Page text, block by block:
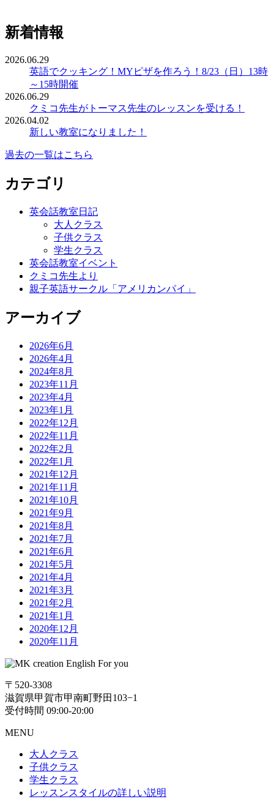
新着情報
2026.06.29
英語でクッキング！MYピザを作ろう！8/23（日）13時
～15時開催
2026.06.29
クミコ先生がトーマス先生のレッスンを受ける！
2026.04.02
新しい教室になりました！
過去の一覧はこちら
カテゴリ
英会話教室日記
大人クラス
子供クラス
学生クラス
英会話教室イベント
クミコ先生より
親子英語サークル「アメリカンパイ」
アーカイブ
2026年6月
2026年4月
2024年8月
2023年11月
2023年4月
2023年1月
2022年12月
2022年11月
2022年2月
2022年1月
2021年12月
2021年11月
2021年10月
2021年9月
2021年8月
2021年7月
2021年6月
2021年5月
2021年4月
2021年3月
2021年2月
2021年1月
2020年12月
2020年11月
〒520-3308
滋賀県甲賀市甲南町野田103−1
受付時間 09:00-20:00
MENU
大人クラス
子供クラス
学生クラス
レッスンスタイルの詳しい説明